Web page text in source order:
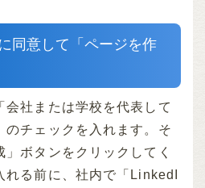
同意して「ページを作
会社または学校を代表して
のチェックを入れます。そ
ボタンをクリックしてく
れる前に、社内で「LinkedI